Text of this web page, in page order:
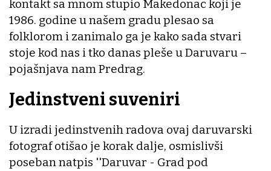
kontakt sa mnom stupio Makedonac koji je
1986. godine u našem gradu plesao sa
folklorom i zanimalo ga je kako sada stvari
stoje kod nas i tko danas pleše u Daruvaru –
pojašnjava nam Predrag.
Jedinstveni suveniri
U izradi jedinstvenih radova ovaj daruvarski
fotograf otišao je korak dalje, osmislivši
poseban natpis ''Daruvar - Grad pod